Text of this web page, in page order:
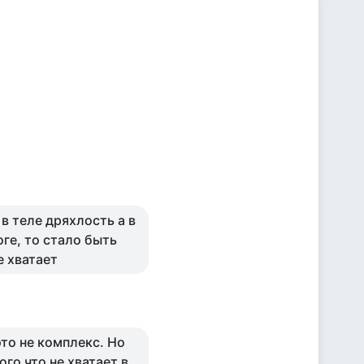
теле дряхлость а в
то стало быть
хватает
не комплекс. Но